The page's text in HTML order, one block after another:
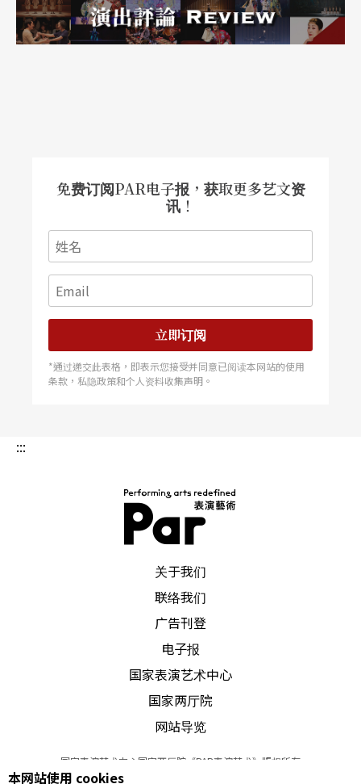
免费订阅PAR电子报，获取更多艺文资
讯！
立即订阅
*通过递交此表格，即表示您接受并同意已阅读本网站的使用
条款，私隐政策和个人资料收集声明。
:::
关于我们
联络我们
广告刊登
电子报
国家表演艺术中心
国家两厅院
网站导览
国家表演艺术中心国家两厅院《PAR表演艺术》版权所有
© 2022Performing arts redefined. All Rights Reserved
本网站使用 cookies